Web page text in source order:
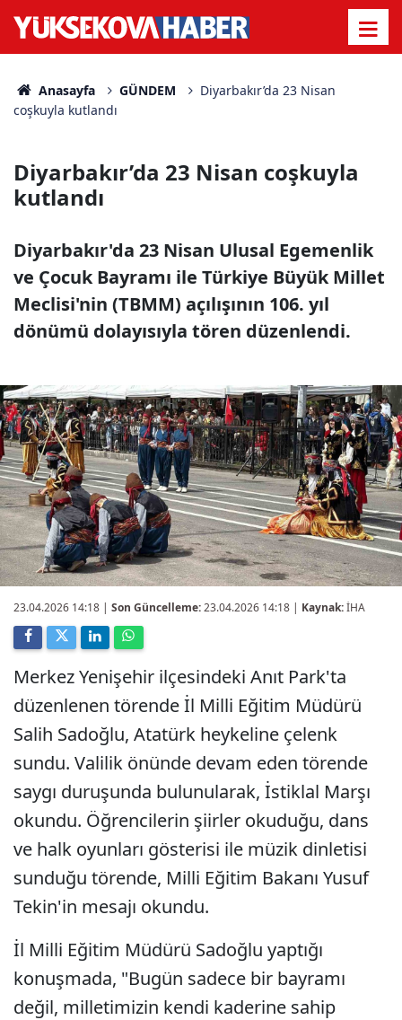
Anasayfa GÜNDEM
Diyarbakır’da 23 Nisan
coşkuyla kutlandı
Diyarbakır’da 23 Nisan coşkuyla
kutlandı
Diyarbakır'da 23 Nisan Ulusal Egemenlik
ve Çocuk Bayramı ile Türkiye Büyük Millet
Meclisi'nin (TBMM) açılışının 106. yıl
dönümü dolayısıyla tören düzenlendi.
23.04.2026 14:18 | Son Güncelleme:23.04.2026 14:18 | Kaynak:İHA
Merkez Yenişehir ilçesindeki Anıt Park'ta
düzenlenen törende İl Milli Eğitim Müdürü
Salih Sadoğlu, Atatürk heykeline çelenk
sundu. Valilik önünde devam eden törende
saygı duruşunda bulunularak, İstiklal Marşı
okundu. Öğrencilerin şiirler okuduğu, dans
ve halk oyunları gösterisi ile müzik dinletisi
sunduğu törende, Milli Eğitim Bakanı Yusuf
Tekin'in mesajı okundu.
İl Milli Eğitim Müdürü Sadoğlu yaptığı
konuşmada, "Bugün sadece bir bayramı
değil, milletimizin kendi kaderine sahip